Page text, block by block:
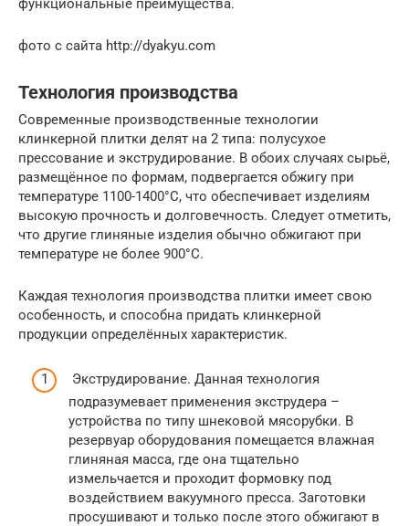
функциональные преимущества.
фото с сайта http://dyakyu.com
Технология производства
Современные производственные технологии
клинкерной плитки делят на 2 типа: полусухое
прессование и экструдирование. В обоих случаях сырьё,
размещённое по формам, подвергается обжигу при
температуре 1100-1400°С, что обеспечивает изделиям
высокую прочность и долговечность. Следует отметить,
что другие глиняные изделия обычно обжигают при
температуре не более 900°С.
Каждая технология производства плитки имеет свою
особенность, и способна придать клинкерной
продукции определённых характеристик.
Экструдирование. Данная технология
подразумевает применения экструдера –
устройства по типу шнековой мясорубки. В
резервуар оборудования помещается влажная
глиняная масса, где она тщательно
измельчается и проходит формовку под
воздействием вакуумного пресса. Заготовки
просушивают и только после этого обжигают в